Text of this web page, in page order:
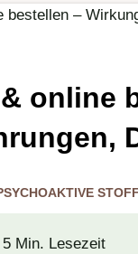
bestellen –
online
Min. Lesezeit